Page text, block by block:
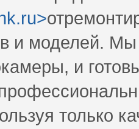
и моделей. Мы
и
только